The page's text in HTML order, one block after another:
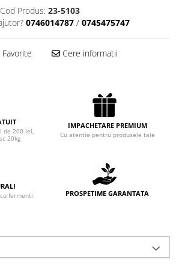
Cod Produs: 23-5103
0746014787 / 0745475747
Cere informatii
de 200 lei,
20kg
IMPACHETARE PREMIUM
Cu atentie pentru produsele tale
fermenti
PROSPETIME GARANTATA